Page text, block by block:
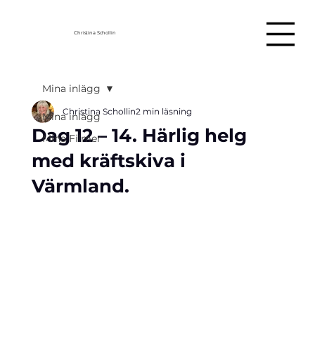
Christina Schollin
Mina inlägg
Mina Filmer
Mina inlägg
Dag 12 – 14. Härlig helg
med kräftskiva i
Värmland.
Christina Schollin2 min läsning